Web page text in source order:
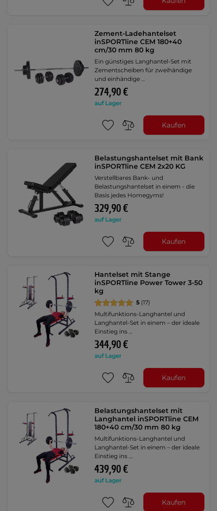
Zement-Ladehantelset
inSPORTline CEM 180+40
cm/30 mm 80 kg
Ein günstiges Langhantel-Set mit
Zementscheiben für zweihändige
und einhändige …
274,90 €
auf Lager
Kaufen
Belastungshantelset mit Bank
inSPORTline CEM 2x20 KG
Verstellbares Bank- und
Belastungshantelset in einem - die
Basis jedes Homegyms!
329,90 €
auf Lager
Kaufen
Hantelset mit Stange
inSPORTline Power Tower 3-50
kg
5 (17)
Multifunktions-Langhantel und
Langhantel-Set in einem – der ideale
Einstieg ins …
344,90 €
auf Lager
Kaufen
Belastungshantelset mit
Langhantel inSPORTline CEM
180+40 cm/30 mm 80 kg
Multifunktions-Langhantel und
Langhantel-Set in einem – der ideale
Einstieg ins …
439,90 €
auf Lager
Kaufen